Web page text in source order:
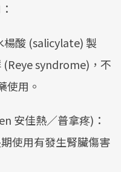
楊酸 (salicylate) 製
syndrome)，不
使用。
安佳熱／普拿疼)：
使用有發生腎臟傷害